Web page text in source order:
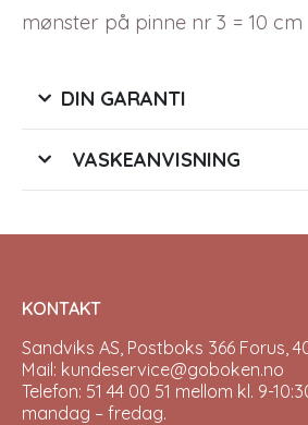
mønster på pinne nr 3 = 10 cm
DIN GARANTI
VASKEANVISNING
KONTAKT
Sandviks AS, Postboks 366 Forus,
Mail: kundeservice@goboken.no
Telefon: 51 44 00 51 mellom kl. 9-
mandag – fredag.